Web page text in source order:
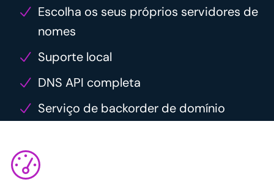
Escolha os seus próprios servidores de
nomes
Suporte local
DNS API completa
Serviço de backorder de domínio